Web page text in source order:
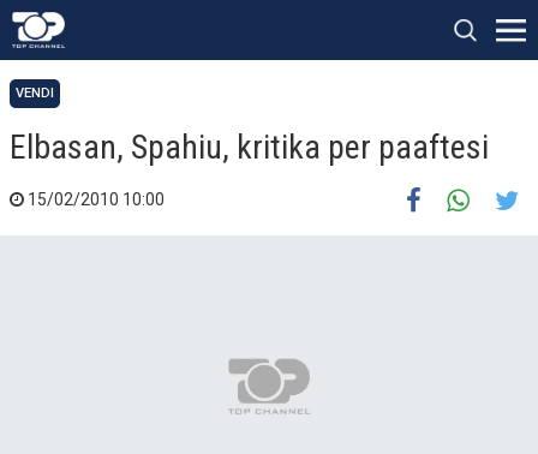
VENDI
Elbasan, Spahiu, kritika per paaftesi
15/02/2010 10:00